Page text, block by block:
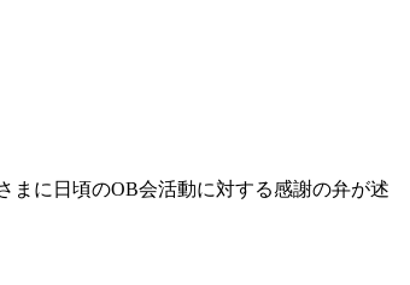
まに日頃のOB会活動に対する感謝の弁が述